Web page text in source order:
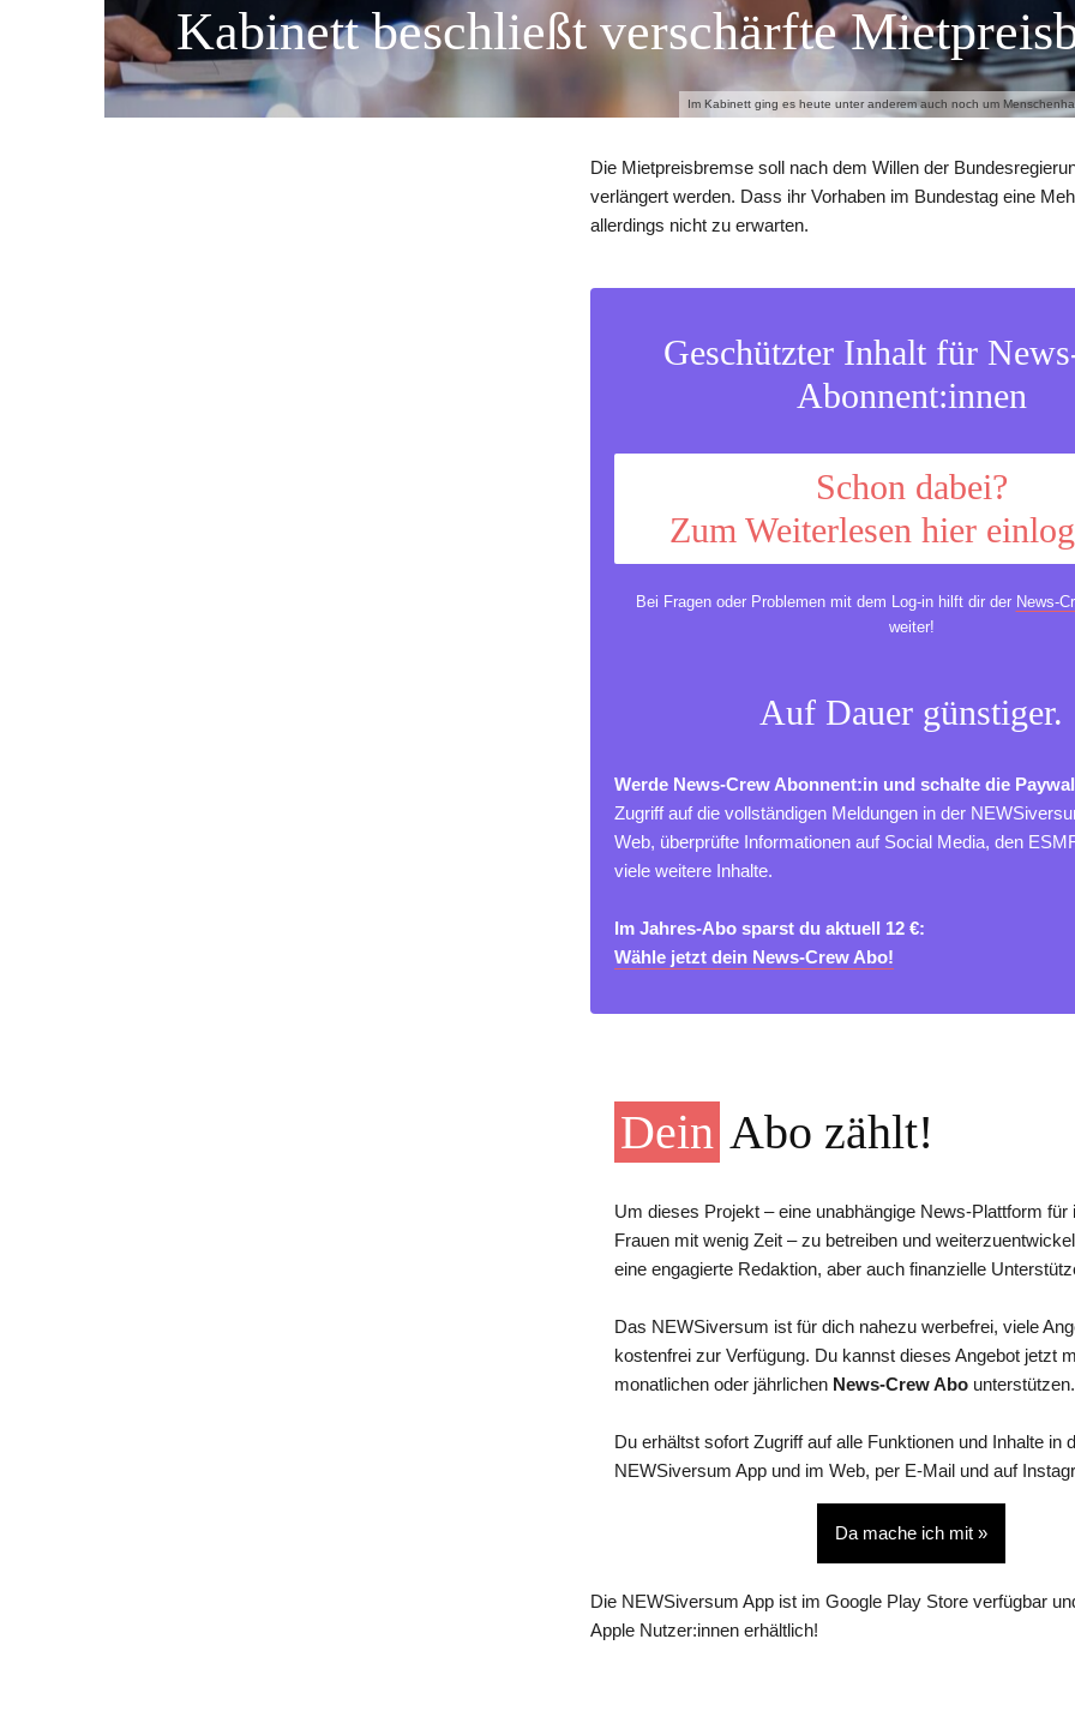
Im Kabinett ging es heute unter anderem auch noch um
Kabinett beschließt verschärfte
Die Mietpreisbremse soll nach dem Willen der
verlängert werden. Dass ihr Vorhaben im Bundestag eine
allerdings nicht zu erwarten.
Geschützter Inhalt für
Abonnent:innen
Schon dabei?
Zum Weiterlesen hier
Bei Fragen oder Problemen mit dem Log-in hilft dir der News-
weiter!
Auf Dauer günstiger.
Werde News-Crew Abonnent:in und schalte die
Zugriff auf die vollständigen Meldungen in der
Web, überprüfte Informationen auf Social Media, den
viele weitere Inhalte.
Im Jahres-Abo sparst du aktuell 12 €:
Wähle jetzt dein News-Crew Abo!
Dein Abo zählt!
Um dieses Projekt – eine unabhängige News-Plattform für
Frauen mit wenig Zeit – zu betreiben und
eine engagierte Redaktion, aber auch finanzielle
Das NEWSiversum ist für dich nahezu werbefrei, viele
kostenfrei zur Verfügung. Du kannst dieses Angebot jetzt
monatlichen oder jährlichen News-Crew Abo unterstützen.
Du erhältst sofort Zugriff auf alle Funktionen und Inhalte in
NEWSiversum App und im Web, per E-Mail und auf
Da mache ich mit »
Die NEWSiversum App ist im Google Play Store verfügbar
Apple Nutzer:innen erhältlich!